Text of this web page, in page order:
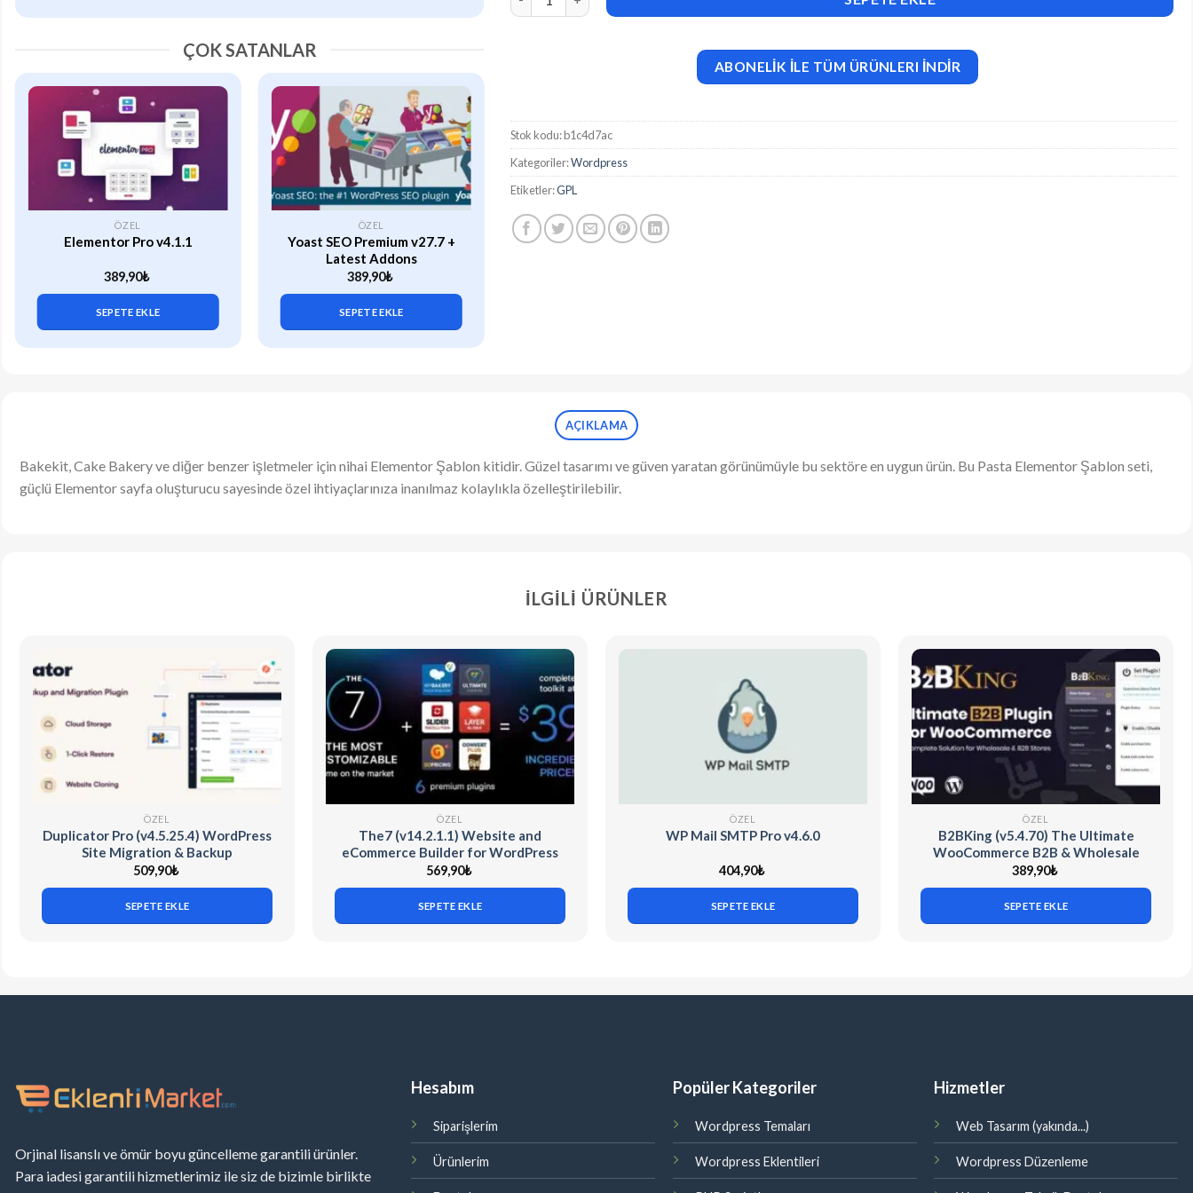
ÇOK SATANLAR
ÖZEL
Elementor Pro v4.1.1
389,90₺
SEPETE EKLE
ÖZEL
Yoast SEO Premium v27.7 +
Latest Addons
389,90₺
SEPETE EKLE
ÖZEL
WP Rocket (v3.21.2) Caching
ABONELİK İLE TÜM ÜRÜNLERI İNDİR
Stok kodu:b1c4d7ac
Kategoriler:Wordpress
Etiketler:GPL
AÇIKLAMA
Bakekit, Cake Bakery ve diğer benzer işletmeler için nihai Elementor Şablon kitidir. Güzel tasarımı ve güven yaratan görünümüyle bu sektöre en uygun ürün. Bu Pasta Elementor Şablon seti,
güçlü Elementor sayfa oluşturucu sayesinde özel ihtiyaçlarınıza inanılmaz kolaylıkla özelleştirilebilir.
İLGILI ÜRÜNLER
ÖZEL
Duplicator Pro (v4.5.25.4) WordPress
Site Migration & Backup
509,90₺
SEPETE EKLE
ÖZEL
The7 (v14.2.1.1) Website and
eCommerce Builder for WordPress
569,90₺
SEPETE EKLE
ÖZEL
WP Mail SMTP Pro v4.6.0
404,90₺
SEPETE EKLE
ÖZEL
B2BKing (v5.4.70) The Ultimate
WooCommerce B2B & Wholesale
Plugin
389,90₺
SEPETE EKLE
Orjinal lisanslı ve ömür boyu güncelleme garantili ürünler.
Para iadesi garantili hizmetlerimiz ile siz de bizimle birlikte
Hesabım
Siparişlerim
Ürünlerim
Popüler Kategoriler
Wordpress Temaları
Wordpress Eklentileri
Hizmetler
Web Tasarım (yakında...)
Wordpress Düzenleme